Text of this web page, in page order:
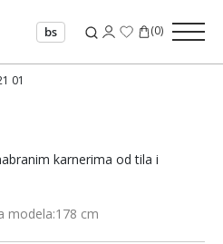
bs (0)
01
karnerima od tila i
modela:178 cm